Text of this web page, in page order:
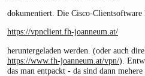
dokumentiert. Die Cisco-Clientsoftware
https://vpnclient.fh-joanneum.at/
heruntergeladen werden. (oder auch
https://www.fh-joanneum.at/vpn/).
das man entpackt - da sind dann